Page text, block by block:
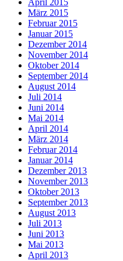
April 2015
März 2015
Februar 2015
Januar 2015
Dezember 2014
November 2014
Oktober 2014
September 2014
August 2014
Juli 2014
Juni 2014
Mai 2014
April 2014
März 2014
Februar 2014
Januar 2014
Dezember 2013
November 2013
Oktober 2013
September 2013
August 2013
Juli 2013
Juni 2013
Mai 2013
April 2013